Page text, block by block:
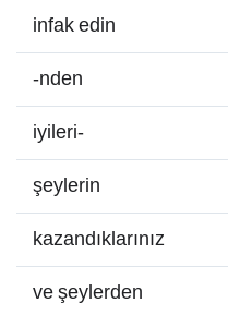
infak edin
-nden
iyileri-
şeylerin
kazandıklarınız
ve şeylerden